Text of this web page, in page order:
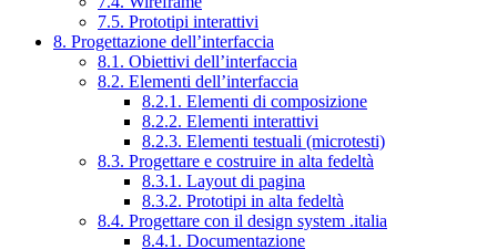
7.5. Prototipi interattivi
8. Progettazione dell’interfaccia
8.1. Obiettivi dell’interfaccia
8.2. Elementi dell’interfaccia
8.2.1. Elementi di composizione
8.2.2. Elementi interattivi
8.2.3. Elementi testuali (microtesti)
8.3. Progettare e costruire in alta fedeltà
8.3.1. Layout di pagina
8.3.2. Prototipi in alta fedeltà
8.4. Progettare con il design system .italia
8.4.1. Documentazione